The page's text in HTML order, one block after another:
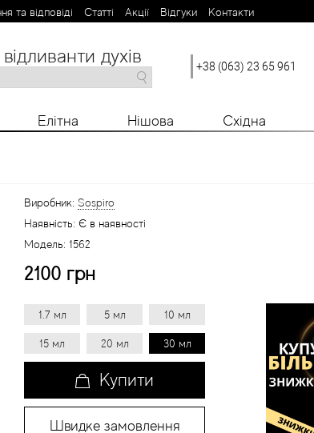
та відповіді Статті Aкції Відгуки Контакти
Z духів +38 (063) 23 65 961
Елітна Нішова Східна
Виробник: Sospiro
Наявність: Є в наявності
Модель: 1562
2100 грн
1.7 мл 5 мл 10 мл
15 мл 20 мл 30 мл
Купити
Швидке замовлення